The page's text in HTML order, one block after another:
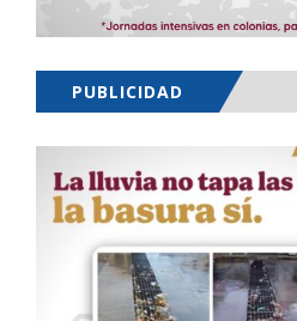
PUBLICIDAD